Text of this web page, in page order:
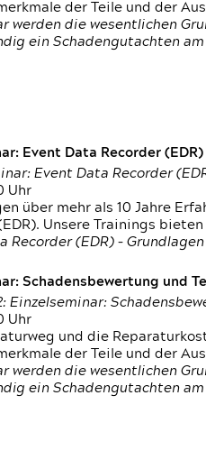
der Teile und der
werden die wesentlichen
ein Schadengutachten am
Event Data Recorder
Event Data Recorder
Uhr
über mehr als 10 Jahre
Unsere Trainings
Recorder (EDR) –
Schadensbewertung und
Einzelseminar:
Uhr
und die
der Teile und der
werden die wesentlichen
ein Schadengutachten am